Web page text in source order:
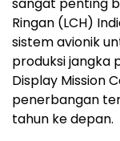
Ringan (LCH)
sistem avionik
produksi jangka
Display Mission
penerbangan
tahun ke depan.